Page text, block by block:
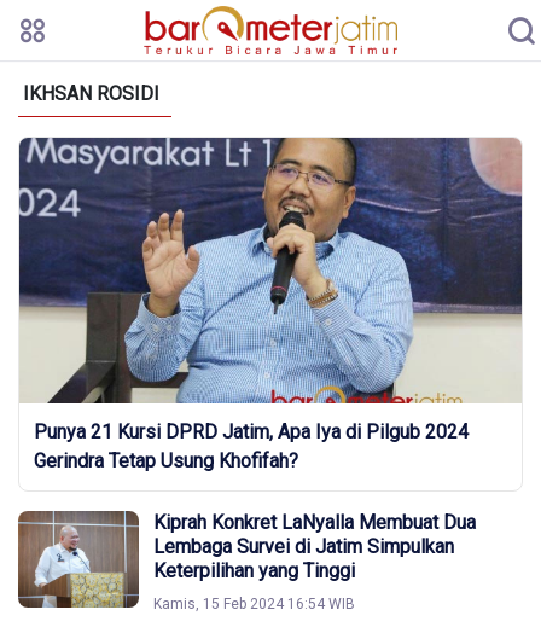
IKHSAN ROSIDI
Punya 21 Kursi DPRD Jatim, Apa Iya di Pilgub 2024
Gerindra Tetap Usung Khofifah?
Kiprah Konkret LaNyalla Membuat Dua
Lembaga Survei di Jatim Simpulkan
Keterpilihan yang Tinggi
Kamis, 15 Feb 2024 16:54 WIB